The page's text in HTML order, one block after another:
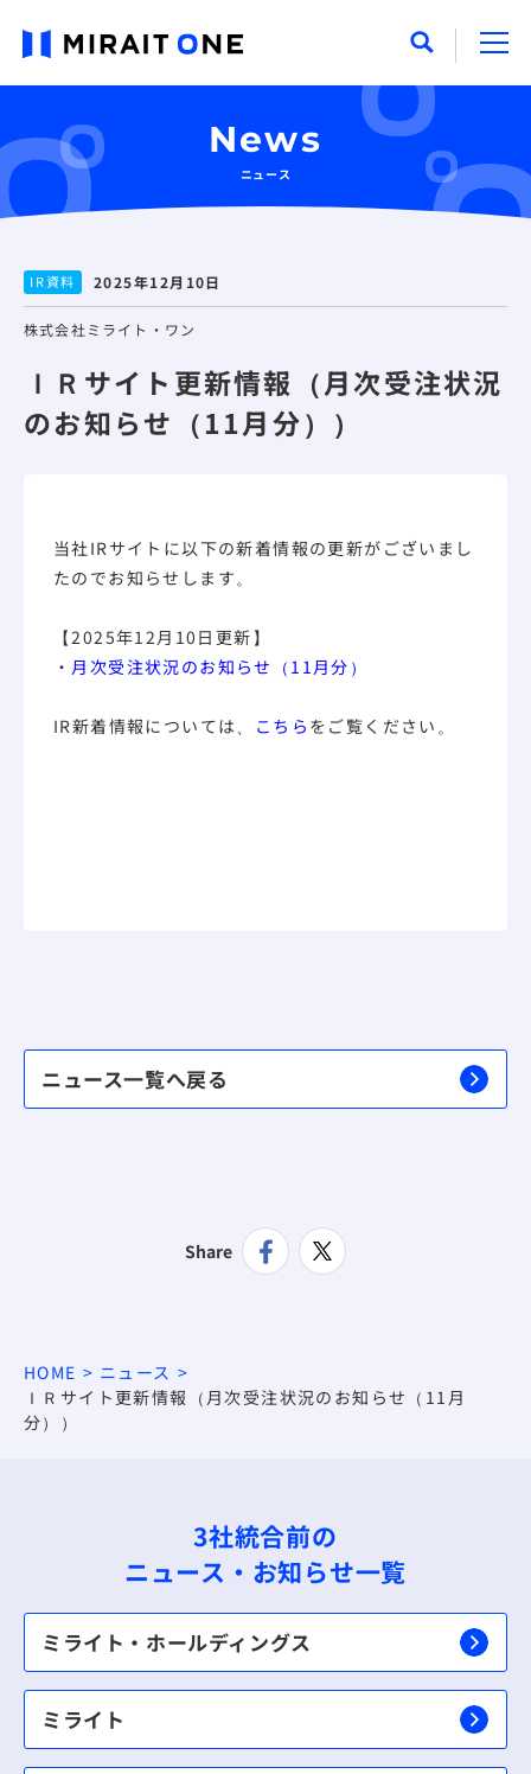
News
ニュース
IR資料 2025年12月10日
株式会社ミライト・ワン
ＩＲサイト更新情報（月次受注状況
のお知らせ（11月分））
当社IRサイトに以下の新着情報の更新がございまし
たのでお知らせします。
【2025年12月10日更新】
・ 月次受注状況のお知らせ（11月分）
IR新着情報については、 こちら をご覧ください。
ニュース一覧へ戻る
Share
HOME
ニュース
ＩＲサイト更新情報（月次受注状況のお知らせ（11月
分））
3社統合前の
ニュース・お知らせ一覧
ミライト・ホールディングス
ミライト